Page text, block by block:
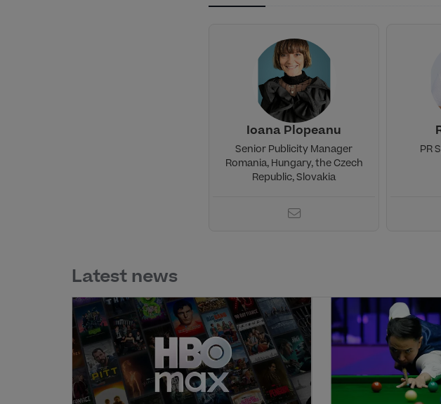
Ioana Plopeanu
Senior Publicity Manager
Romania, Hungary, the Czech
Republic, Slovakia
PR
Latest news